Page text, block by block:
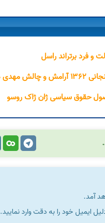
و فرد برتراند راسل
هاشمی
اصول حقوق سیاسی ژان ژاک روسو
آمد.
ایمیل خود را به دقت وارد نمایید.